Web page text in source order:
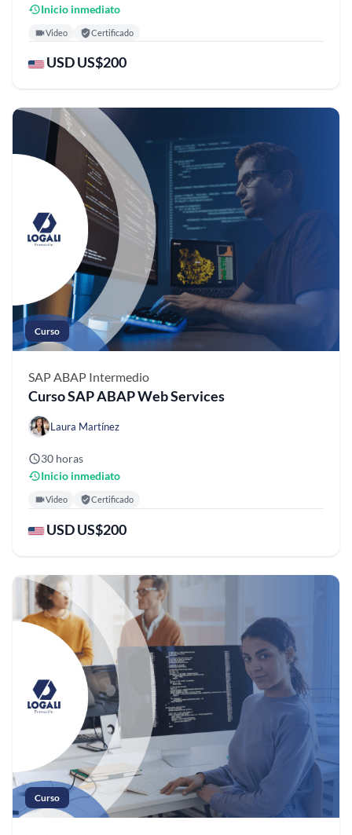
Inicio inmediato
Video Certificado
USD US$200
Curso
SAP ABAP Intermedio
Curso SAP ABAP Web Services
Laura Martínez
30 horas
Inicio inmediato
Video Certificado
USD US$200
Curso